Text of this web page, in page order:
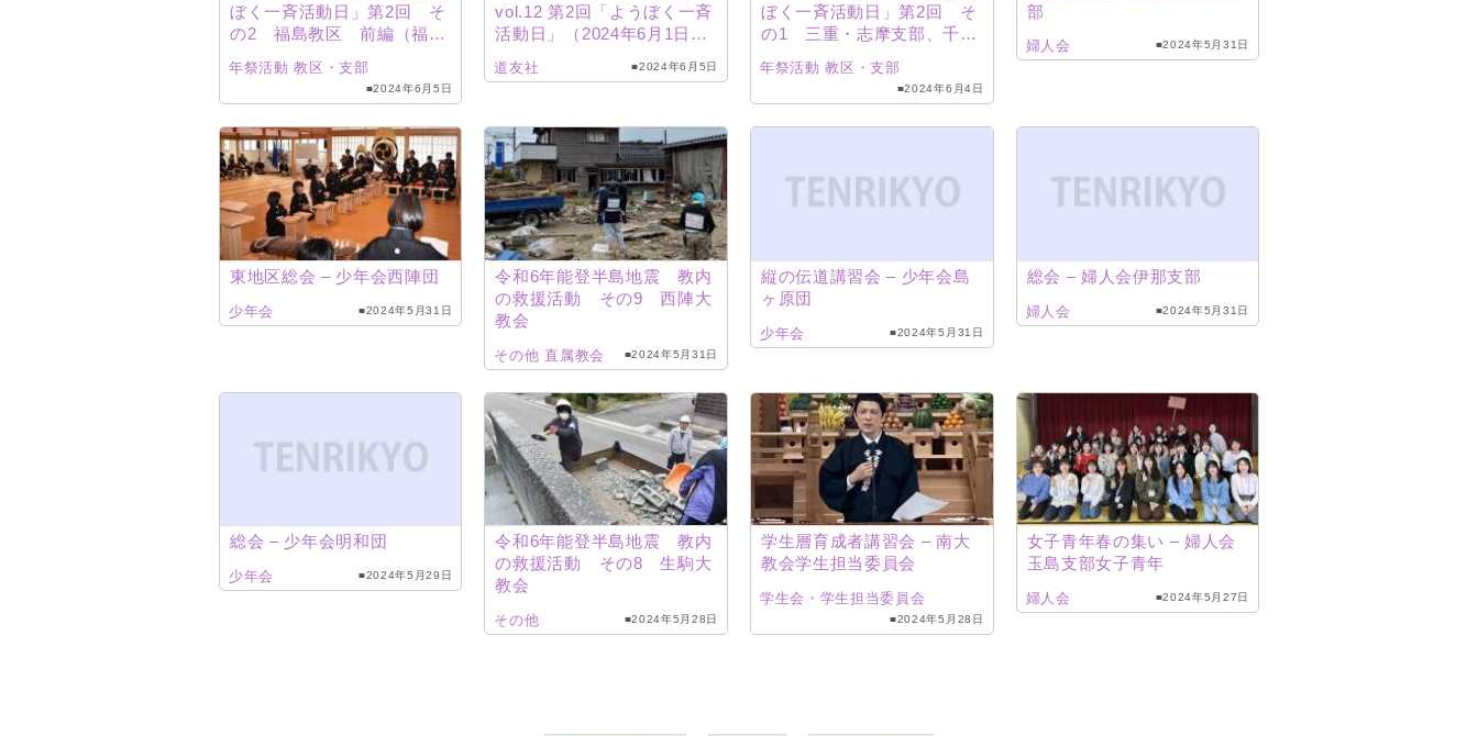
ぼく一斉活動日」第2回 そ
の2 福島教区 前編（福島
部、安達支部）
年祭活動 教区・支部
■2024年6月5日
vol.12 第2回「ようぼく一斉
活動日」（2024年6月1日、
道友社 ■2024年6月5日
ぼく一斉活動日」第2回 そ
の1 三重・志摩支部、千
年祭活動 教区・支部
■2024年6月4日
部
婦人会 ■2024年5月31日
東地区総会 – 少年会西陣団
少年会 ■2024年5月31日
令和6年能登半島地震 教内
の救援活動 その9 西陣大
教会
その他 直属教会 ■2024年5月31日
縦の伝道講習会 – 少年会島
ヶ原団
少年会 ■2024年5月31日
総会 – 婦人会伊那支部
婦人会 ■2024年5月31日
総会 – 少年会明和団
少年会 ■2024年5月29日
令和6年能登半島地震 教内
の救援活動 その8 生駒大
教会
その他 ■2024年5月28日
学生層育成者講習会 – 南大
教会学生担当委員会
学生会・学生担当委員会
■2024年5月28日
女子青年春の集い – 婦人会
玉島支部女子青年
婦人会 ■2024年5月27日